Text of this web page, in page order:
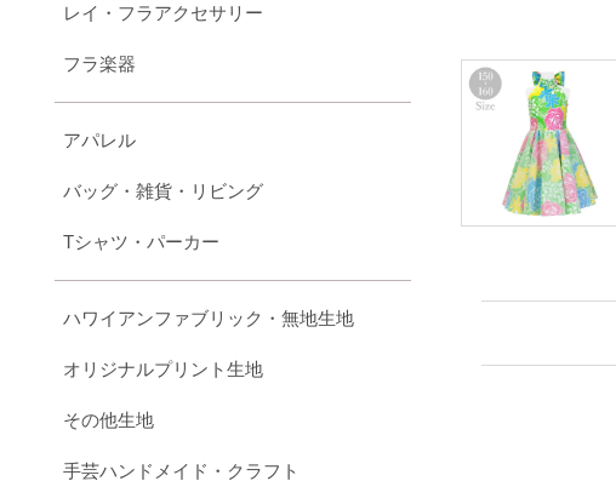
レイ・フラアクセサリー
フラ楽器
アパレル
バッグ・雑貨・リビング
Tシャツ・パーカー
ハワイアンファブリック・無地生地
オリジナルプリント生地
その他生地
手芸ハンドメイド・クラフト